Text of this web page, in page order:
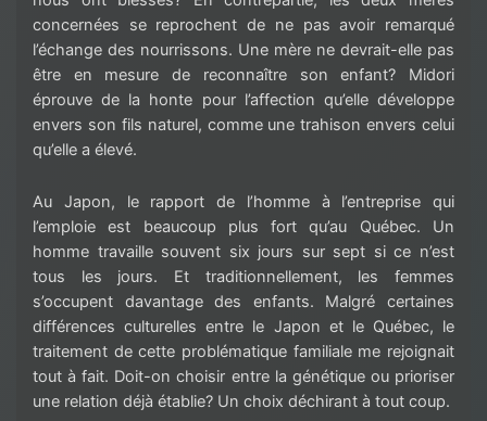
concernées se reprochent de ne pas avoir remarqué
l’échange des nourrissons. Une mère ne devrait-elle pas
être en mesure de reconnaître son enfant? Midori
éprouve de la honte pour l’affection qu’elle développe
envers son fils naturel, comme une trahison envers celui
qu’elle a élevé.
Au Japon, le rapport de l’homme à l’entreprise qui
l’emploie est beaucoup plus fort qu’au Québec. Un
homme travaille souvent six jours sur sept si ce n’est
tous les jours. Et traditionnellement, les femmes
s’occupent davantage des enfants. Malgré certaines
différences culturelles entre le Japon et le Québec, le
traitement de cette problématique familiale me rejoignait
tout à fait. Doit-on choisir entre la génétique ou prioriser
une relation déjà établie? Un choix déchirant à tout coup.